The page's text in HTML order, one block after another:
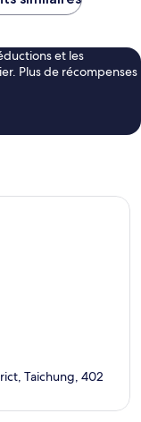
et les
Plus de récompenses
Taichung, 402